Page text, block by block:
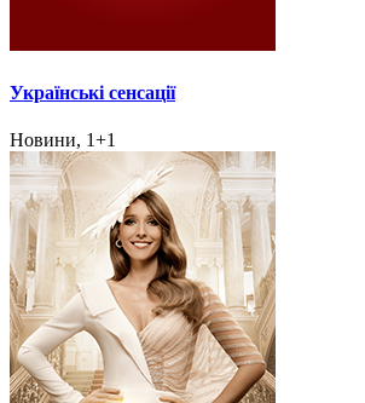
Українські сенсації
Новини, 1+1